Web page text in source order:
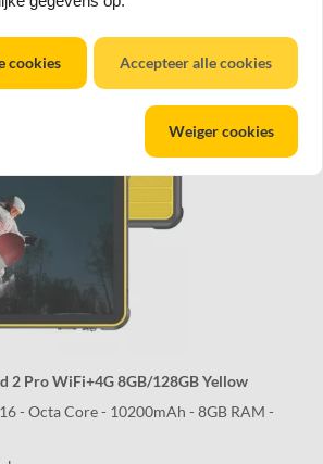
2 Pro WiFi+4G 8GB/128GB Yellow
- Octa Core - 10200mAh - 8GB RAM -
Accepteer alle cookies
cookies
Weiger cookies